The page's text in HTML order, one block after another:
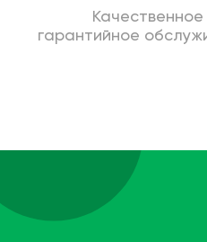
Качественное
гарантийное